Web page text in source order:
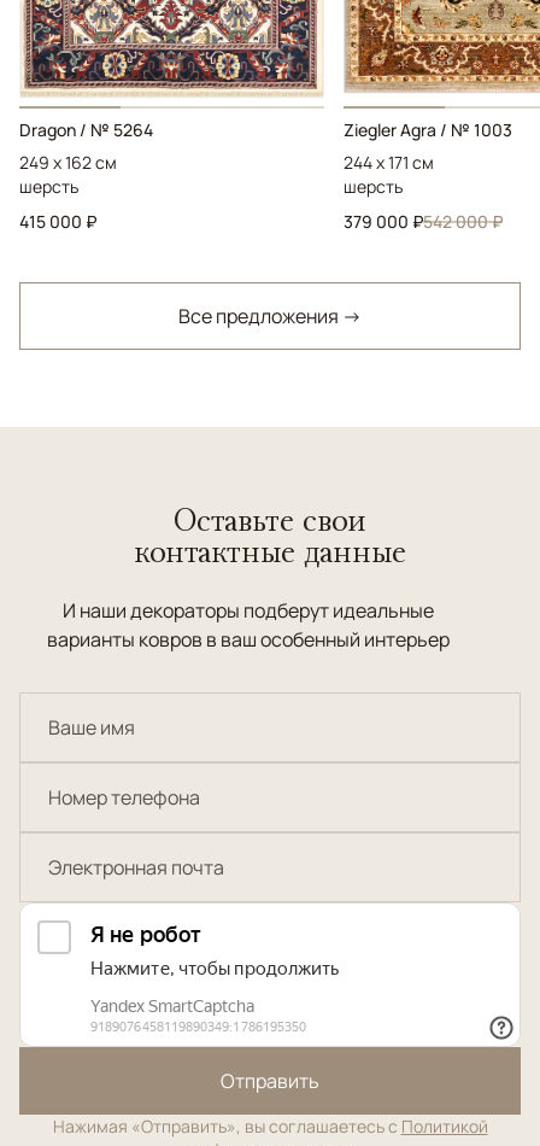
Dragon / № 5264
249 x 162 см
шерсть
415 000 ₽
Ziegler Agra / № 1003
244 x 171 см
шерсть
379 000 ₽542 000 ₽
Все предложения →
Оставьте свои
контактные данные
И наши декораторы подберут идеальные
варианты ковров в ваш особенный интерьер
Отправить
Нажимая «Отправить», вы соглашаетесь с Политикой